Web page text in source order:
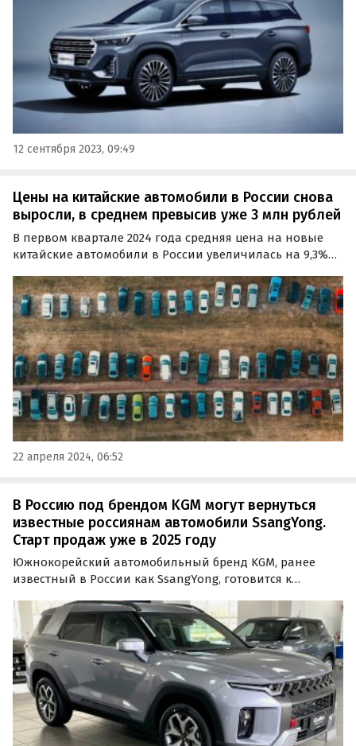
12 сентября 2023, 09:49
Цены на китайские автомобили в России снова
выросли, в среднем превысив уже 3 млн рублей
В первом квартале 2024 года средняя цена на новые
китайские автомобили в России увеличилась на 9,3%
предыдущего года и достигла отметки в 3,06 млн
рублей.
22 апреля 2024, 06:52
В Россию под брендом KGM могут вернуться
известные россиянам автомобили SsangYong.
Старт продаж уже в 2025 году
Южнокорейский автомобильный бренд KGM, ранее
известный в России как SsangYong, готовится к
начнутся в 2025 году, сообщает пресс-служба компании,
а официальным дистрибьютором марки станет АО
«РЭКС Моторс».